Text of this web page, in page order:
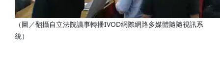
（圖／翻攝自立法院議事轉播IVOD網際網路多媒體隨隨視訊系
統）